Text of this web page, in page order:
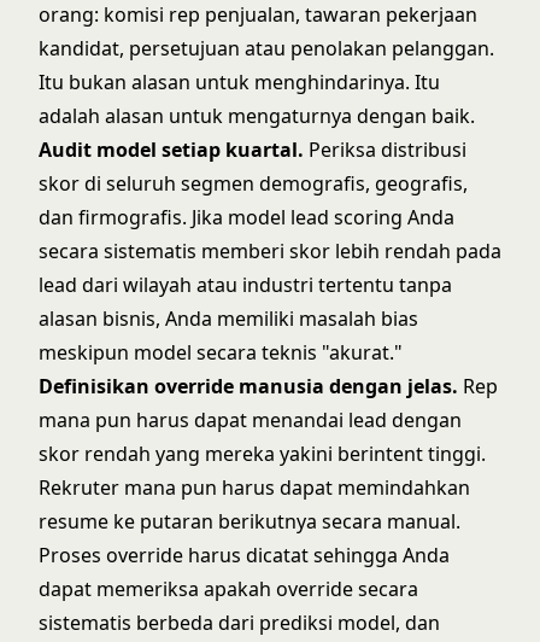
orang: komisi rep penjualan, tawaran pekerjaan
kandidat, persetujuan atau penolakan pelanggan.
Itu bukan alasan untuk menghindarinya. Itu
adalah alasan untuk mengaturnya dengan baik.
Audit model setiap kuartal. Periksa distribusi
skor di seluruh segmen demografis, geografis,
dan firmografis. Jika model lead scoring Anda
secara sistematis memberi skor lebih rendah pada
lead dari wilayah atau industri tertentu tanpa
alasan bisnis, Anda memiliki masalah bias
meskipun model secara teknis "akurat."
Definisikan override manusia dengan jelas. Rep
mana pun harus dapat menandai lead dengan
skor rendah yang mereka yakini berintent tinggi.
Rekruter mana pun harus dapat memindahkan
resume ke putaran berikutnya secara manual.
Proses override harus dicatat sehingga Anda
dapat memeriksa apakah override secara
sistematis berbeda dari prediksi model, dan